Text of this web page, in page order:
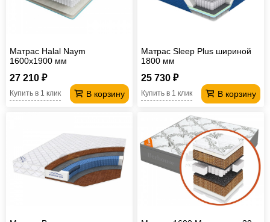
Матрас Halal Naym
1600х1900 мм
27 210 ₽
В корзину
Купить в 1 клик
Матрас Sleep Plus шириной
1800 мм
25 730 ₽
В корзину
Купить в 1 клик